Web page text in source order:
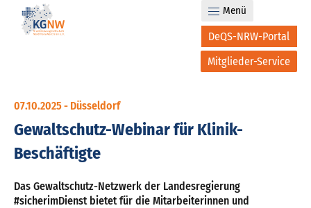
DeQS-NRW-Portal
Mitglieder-Service
Menü
07.10.2025 - Düsseldorf
Gewaltschutz-Webinar für Klinik-
Beschäftigte
Das Gewaltschutz-Netzwerk der Landesregierung
#sicherimDienst bietet für die Mitarbeiterinnen und